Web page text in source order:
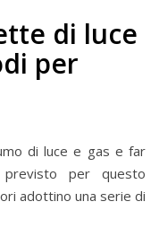
di luce
per
di luce e gas e far
per questo
adottino una serie di